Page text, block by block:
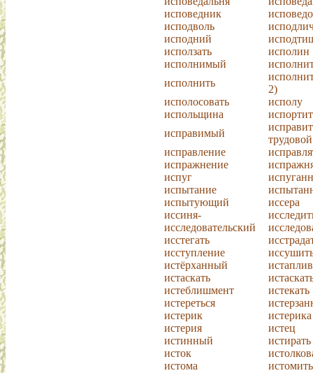
исповедник
исподволь
исподний
исползать
исполин
исполнимый
исполнить
2)
исполосовать
исполу
испольщина
исправимый
трудовой
исправление
испражнение
испуг
испытание
испытующий
иссера
иссиня-
исследовательский
исстегать
исступление
истёрханный
истаскать
истеблишмент
истекать
истереться
истерик
истерика
истерия
истец
истинный
истирать
исток
истома
истомить